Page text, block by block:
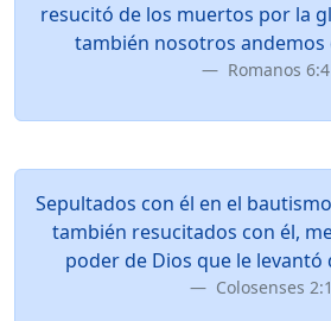
resucitó de los muertos por la
también nosotros andemos
Romanos 6:4
Sepultados con él en el
también resucitados con él,
poder de Dios que le levantó
Colosenses